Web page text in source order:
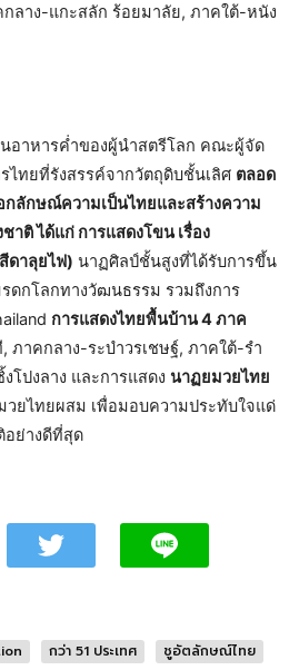
ลาง-แกะสลัก ร้อยมาลัย, ภาคใต้-หนัง
นอาหารค่ำของผู้นำสตรีโลก คณะผู้จัด
ไทยที่รังสรรค์จากวัตถุดิบชั้นเลิศ ตลอด
กลักษณ์ความเป็นไทยและสร้างความ
ติ ได้แก่ การแสดงโขน เรื่อง
ดาลุยไฟ) นาฏศิลป์ชั้นสูงที่ได้รับการขึ้น
ดกโลกทางวัฒนธรรม รวมถึงการ
การแสดงไทยพื้นบ้าน 4 ภาค
ภาคกลาง-ระบำวรเชษฐ์, ภาคใต้-รำ
โปงลาง และการแสดง นาฏยมวยไทย
วยไทยผสม เพื่อมอบความประทับใจแด่
อย่างดีที่สุด
กว่า 51 ประเทศ
ชูอัตลักษณ์ไทย